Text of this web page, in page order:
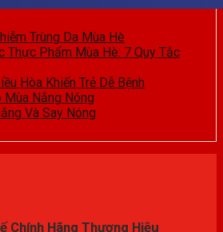
Trùng Da Mùa Hè
Thực Phẩm Mùa Hè: 7 Quy Tắc
Hòa Khiến Trẻ Dễ Bệnh
Mùa Nắng Nóng
Và Say Nóng
Chính Hãng Thương Hiệu